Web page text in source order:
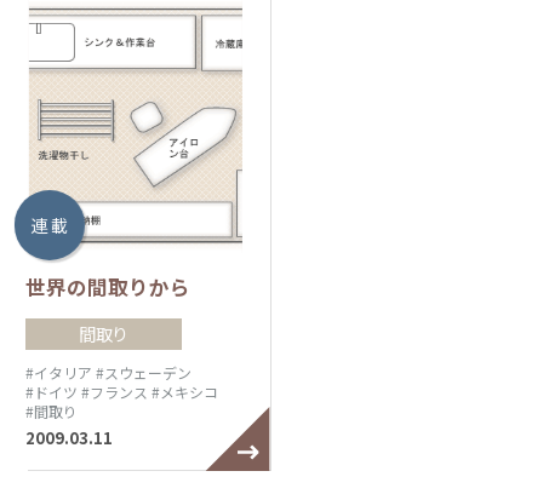
連 載
世界の間取りから
間取り
#イタリア #スウェーデン
#ドイツ #フランス #メキシコ
#間取り
2009.03.11